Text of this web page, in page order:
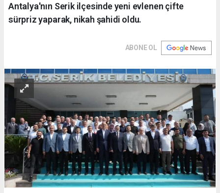
Antalya'nın Serik ilçesinde yeni evlenen çifte
sürpriz yaparak, nikah şahidi oldu.
ABONE OL